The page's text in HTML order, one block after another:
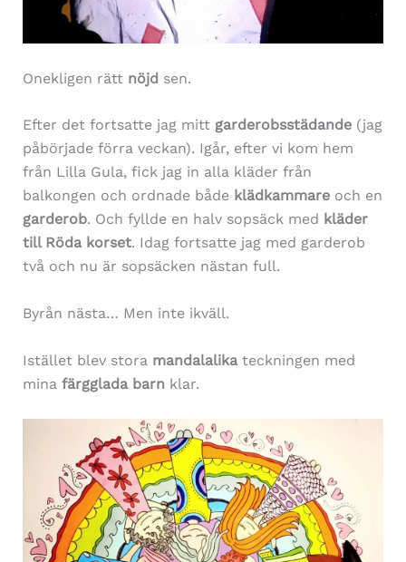
Onekligen rätt nöjd sen.
Efter det fortsatte jag mitt garderobsstädande (jag
påbörjade förra veckan). Igår, efter vi kom hem
från Lilla Gula, fick jag in alla kläder från
balkongen och ordnade både klädkammareoch en
garderob. Och fyllde en halv sopsäck med kläder
till Röda korset. Idag fortsatte jag med garderob
två och nu är sopsäcken nästan full.
Byrån nästa… Men inte ikväll.
Istället blev stora mandalalikateckningen med
mina färgglada barn klar.